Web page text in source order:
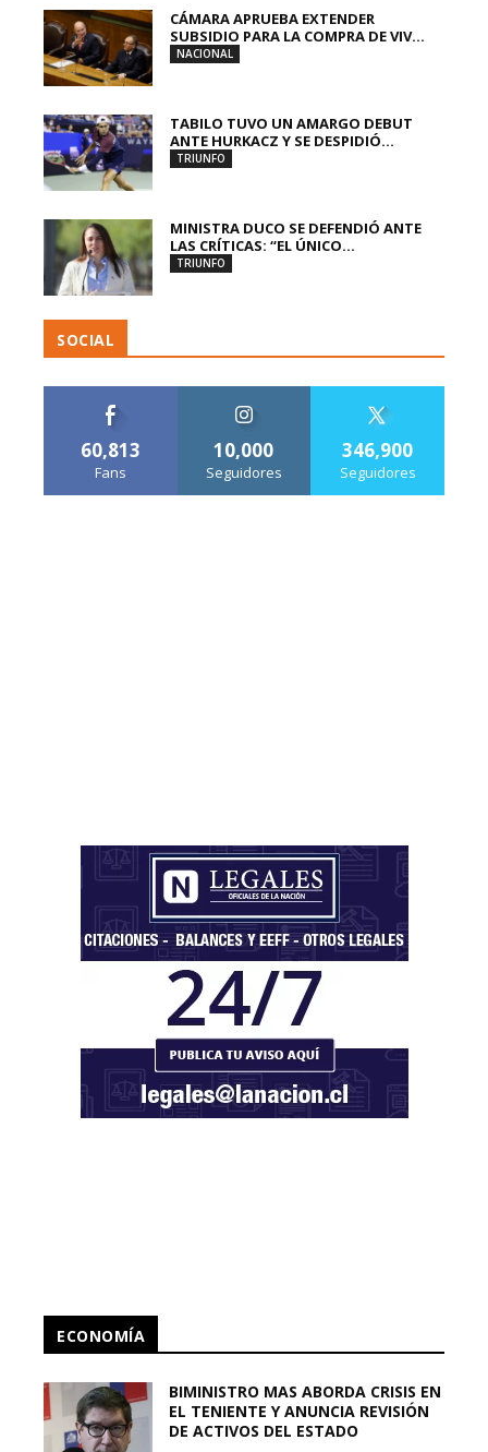
CÁMARA APRUEBA EXTENDER
SUBSIDIO PARA LA COMPRA DE VIV...
NACIONAL
TABILO TUVO UN AMARGO DEBUT
ANTE HURKACZ Y SE DESPIDIÓ...
TRIUNFO
MINISTRA DUCO SE DEFENDIÓ ANTE
LAS CRÍTICAS: “EL ÚNICO...
TRIUNFO
SOCIAL
60,813
Fans
10,000
Seguidores
346,900
Seguidores
ECONOMÍA
BIMINISTRO MAS ABORDA CRISIS EN
EL TENIENTE Y ANUNCIA REVISIÓN
DE ACTIVOS DEL ESTADO